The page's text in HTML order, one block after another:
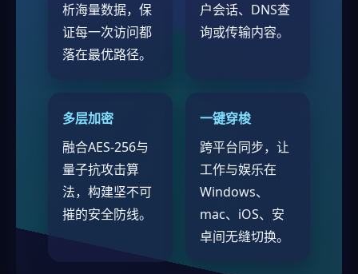
析海量数据，保
证每一次访问都
落在最优路径。
户会话、DNS查
询或传输内容。
多层加密
融合AES-256与
量子抗攻击算
法，构建坚不可
摧的安全防线。
一键穿梭
跨平台同步，让
工作与娱乐在
Windows、
mac、iOS、安
卓间无缝切换。